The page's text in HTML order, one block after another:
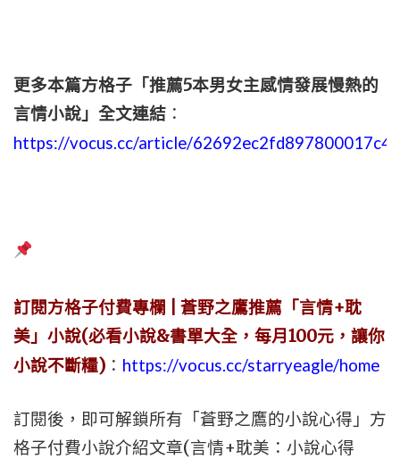
更多本篇方格子「推薦5本男女主感情發展慢熱的
言情小說」全文連結 ：
https://vocus.cc/article/
訂閱方格子付費專欄 | 蒼野之鷹推薦「言情+耽
美」小說(必看小說&書單大全，每月100元，讓你
小說不斷糧) ： https://vocus.cc/starryeagle/home
訂閱後，即可解鎖所有「蒼野之鷹的小說心得」方
格子付費小說介紹文章(言情+耽美：小說心得